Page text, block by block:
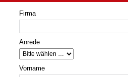
Firma
Anrede
Vorname